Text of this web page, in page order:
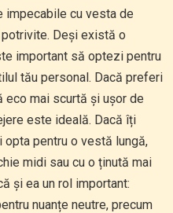
impecabile cu vesta de
Deși există o
important să optezi pentru
tău personal. Dacă preferi
eco mai scurtă și ușor de
este ideală. Dacă îți
pentru o vestă lungă,
midi sau cu o ținută mai
și ea un rol important:
nuanțe neutre, precum